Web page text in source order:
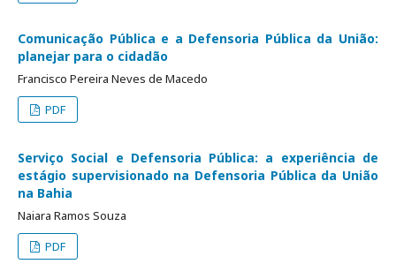
Comunicação Pública e a Defensoria Pública da União:
planejar para o cidadão
Francisco Pereira Neves de Macedo
PDF
Serviço Social e Defensoria Pública: a experiência de
estágio supervisionado na Defensoria Pública da União
na Bahia
Naiara Ramos Souza
PDF